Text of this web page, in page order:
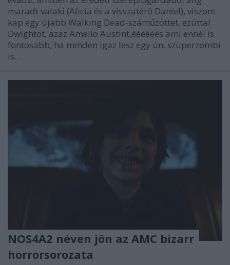
maradt valaki (Alicia és a visszatérő Daniel), viszont
kap egy újabb Walking Dead-száműzöttet, ezúttal
Dwightot, azaz Amelio Austint,éééééés ami ennél is
fontosabb, ha minden igaz lesz egy ún. szuperzombi
is…
NOS4A2 néven jön az AMC bizarr
horrorsorozata